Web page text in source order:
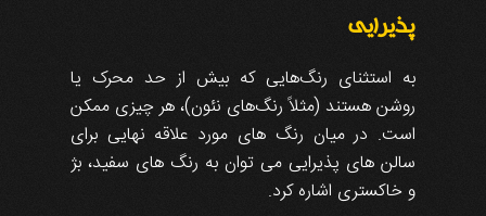
پذیرایی
به استثنای رنگ‌هایی که بیش از حد محرک یا
روشن هستند (مثلاً رنگ‌های نئون)، هر چیزی ممکن
است. در میان رنگ های مورد علاقه نهایی برای
سالن های پذیرایی می توان به رنگ های سفید، بژ
و خاکستری اشاره کرد.